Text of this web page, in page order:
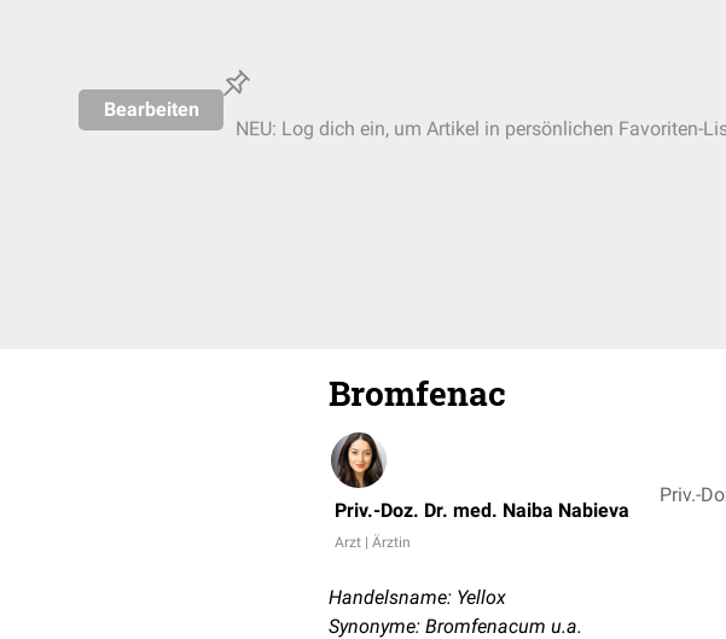
Bearbeiten
NEU: Log dich ein, um Artikel in persönlichen Favoriten-
Bromfenac
Priv.-Doz. Dr. med. Naiba Nabieva
Arzt | Ärztin
Priv.-
Handelsname: Yellox
Synonyme: Bromfenacum u.a.